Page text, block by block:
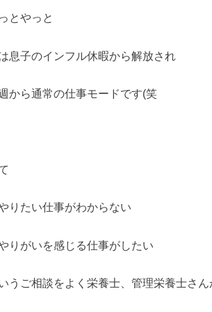
とやっと
息子のインフル休暇から解放され
から通常の仕事モードです(笑
やりたい仕事がわからない
やりがいを感じる仕事がしたい
うご相談をよく栄養士、管理栄養士さん